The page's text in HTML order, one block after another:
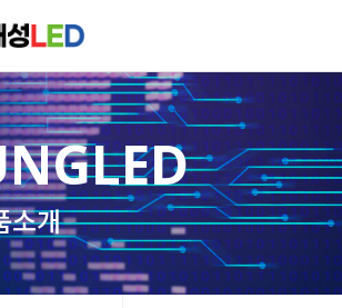
소개